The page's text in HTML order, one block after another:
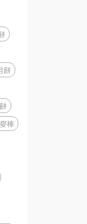
餅
棒